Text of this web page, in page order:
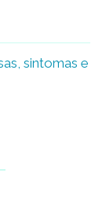
sintomas e